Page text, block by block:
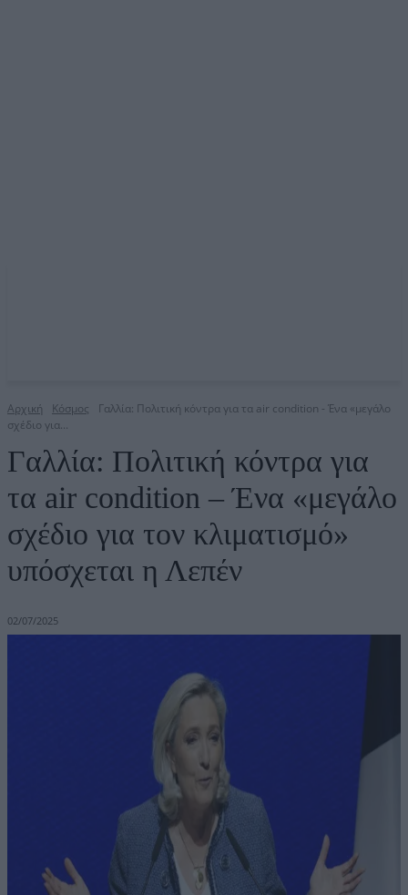
Αρχική Κόσμος
Γαλλία: Πολιτική κόντρα για τα air condition - Ένα «μεγάλο
σχέδιο για...
Γαλλία: Πολιτική κόντρα για
τα air condition – Ένα «μεγάλο
σχέδιο για τον κλιματισμό»
υπόσχεται η Λεπέν
02/07/2025